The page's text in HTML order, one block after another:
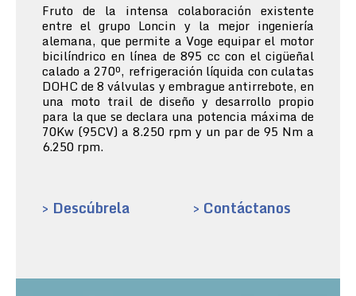
Fruto de la intensa colaboración existente
entre el grupo Loncin y la mejor ingeniería
alemana, que permite a Voge equipar el motor
bicilíndrico en línea de 895 cc con el cigüeñal
calado a 270º, refrigeración líquida con culatas
DOHC de 8 válvulas y embrague antirrebote, en
una moto trail de diseño y desarrollo propio
para la que se declara una potencia máxima de
70Kw (95CV) a 8.250 rpm y un par de 95 Nm a
6.250 rpm.
> Descúbrela > Contáctanos